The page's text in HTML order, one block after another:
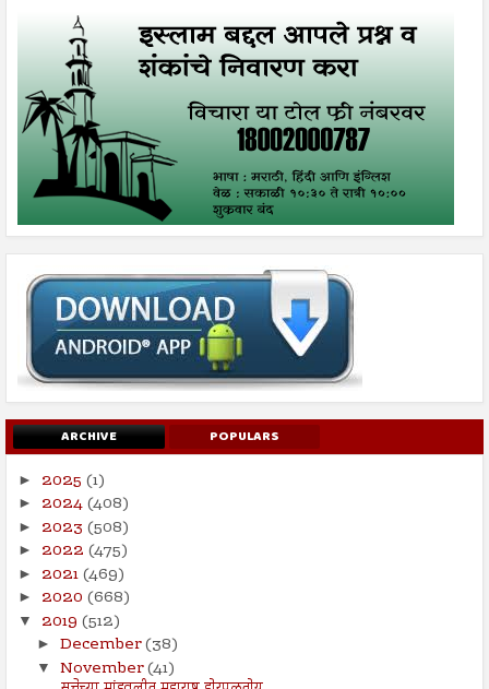
ARCHIVE POPULARS
► 2025 (1)
► 2024(408)
► 2023 (508)
► 2022 (475)
► 2021(469)
► 2020 (668)
▼ 2019 (512)
► December(38)
▼ November(41)